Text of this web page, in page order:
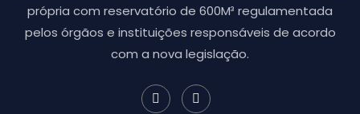
própria com reservatório de 600M³ regulamentada
pelos órgãos e instituições responsáveis de acordo
com a nova legislação.